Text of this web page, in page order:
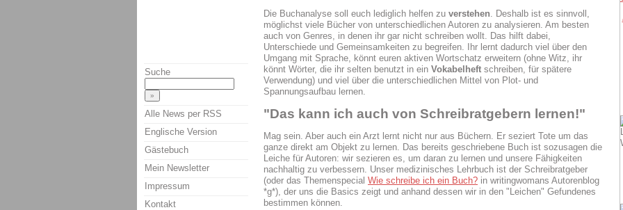
Die Buchanalyse soll euch lediglich helfen zu verstehen. Deshalb ist es sinnvoll,
möglichst viele Bücher von unterschiedlichen Autoren zu analysieren. Am besten
auch von Genres, in denen ihr gar nicht schreiben wollt. Das hilft dabei,
Unterschiede und Gemeinsamkeiten zu begreifen. Ihr lernt dadurch viel über den
Umgang mit Sprache, könnt euren aktiven Wortschatz erweitern (ohne Witz, ihr
könnt Wörter, die ihr selten benutzt in ein Vokabelheft schreiben, für spätere
Verwendung) und viel über die unterschiedlichen Mittel von Plot- und
Spannungsaufbau lernen.
"Das kann ich auch von Schreibratgebern lernen!"
Mag sein. Aber auch ein Arzt lernt nicht nur aus Büchern. Er seziert Tote um das
ganze direkt am Objekt zu lernen. Das bereits geschriebene Buch ist sozusagen die
Leiche für Autoren: wir sezieren es, um daran zu lernen und unsere Fähigkeiten
nachhaltig zu verbessern. Unser medizinisches Lehrbuch ist der Schreibratgeber
(oder das Themenspecial Wie schreibe ich ein Buch? in writingwomans Autorenblog
*g*), der uns die Basics zeigt und anhand dessen wir in den "Leichen" Gefundenes
bestimmen können.
Suche
Alle News per RSS
Englische Version
Gästebuch
Mein Newsletter
Impressum
Kontakt